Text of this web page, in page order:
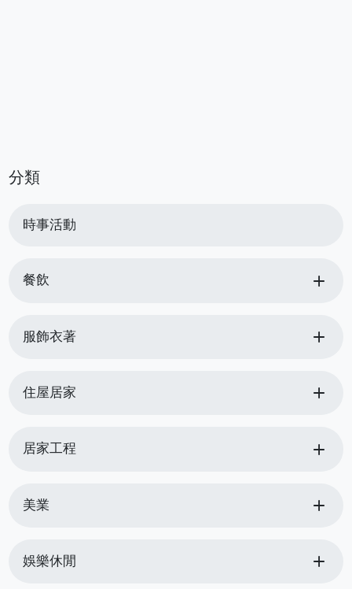
分類
時事活動
餐飲 add
服飾衣著 add
住屋居家 add
居家工程 add
美業 add
娛樂休閒 add